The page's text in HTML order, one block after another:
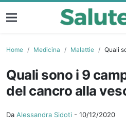
Home Medicina Malattie Quali
Quali sono i 9
del cancro alla
Da Alessandra Sidoti - 10/12/2020